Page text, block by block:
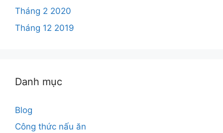
Tháng 2 2020
Tháng 12 2019
Danh mục
Blog
Công thức nấu ăn